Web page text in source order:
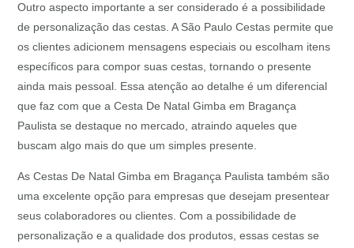
Outro aspecto importante a ser considerado é a possibilidade
de personalização das cestas. A São Paulo Cestas permite que
os clientes adicionem mensagens especiais ou escolham itens
específicos para compor suas cestas, tornando o presente
ainda mais pessoal. Essa atenção ao detalhe é um diferencial
que faz com que a Cesta De Natal Gimba em Bragança
Paulista se destaque no mercado, atraindo aqueles que
buscam algo mais do que um simples presente.
As Cestas De Natal Gimba em Bragança Paulista também são
uma excelente opção para empresas que desejam presentear
seus colaboradores ou clientes. Com a possibilidade de
personalização e a qualidade dos produtos, essas cestas se